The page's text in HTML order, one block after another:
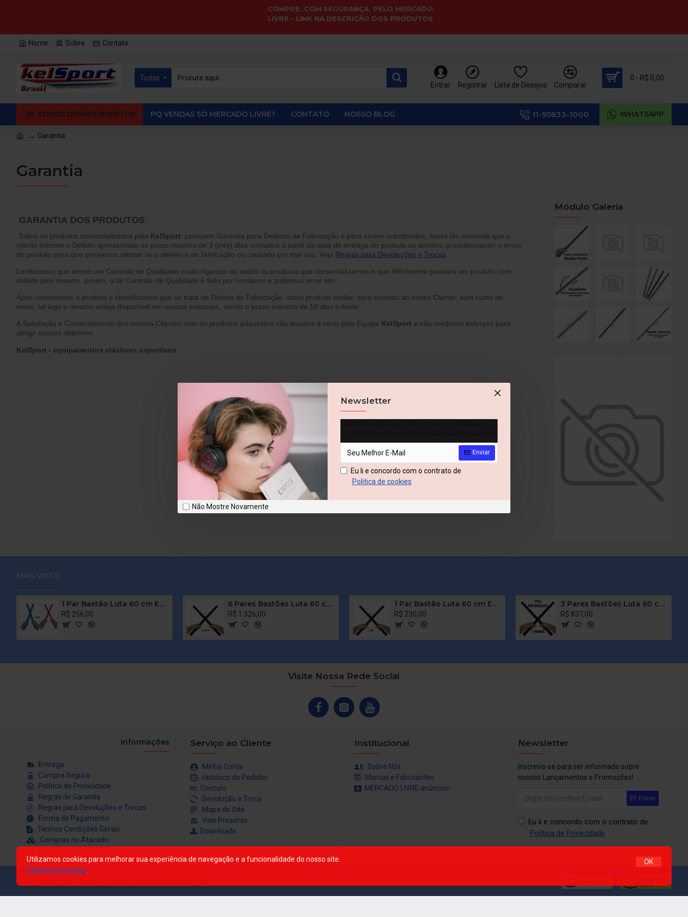
Newsletter
Enviar
Eu li e concordo com o contrato de
Politica de cookies
Não Mostre Novamente
COMPRE, COM SEGURANÇA, PELO MERCADO
LIVRE - LINK NA DESCRIÇÃO DOS PRODUTOS
Home Sobre Contato
Todas
Entrar
Registrar Lista de Desejos Comparar
0 - R$ 0,00
TODOS DEPARTAMENTOS PQ VENDAS SÓ MERCADO LIVRE? CONTATO NOSSO BLOG 11-95833-1000 WHATSAPP
Garantia
Garantia
GARANTIA DOS PRODUTOS
Todos os produtos comercializados pela KelSport possuem Garantia para Defeitos de Fabricação e para serem substituídos, basta tão somente que o
cliente informe o Defeito apresentado no prazo máximo de 3 (três) dias contados à partir da data de entrega do produto ao destino, providenciando o envio
do produto para que possamos atestar se o defeito é de fabricação ou causado por mal uso. Veja Regras para Devoluções e Trocas
Lembramos que temos um Controle de Qualidade muito rigoroso de todos os produtos que comercializamos e que dificilmente passará um produto com
defeito pelo mesmo, porém, o tal Controle de Qualidade é feito por humanos e podemos errar sim.
Após recebermos o produto e identificamos que se trata de Defeito de Fabricação, outro produto similar, será enviado ao nosso Cliente, sem custo de
envio, tal logo o mesmo esteja disponível em nossos estoques, sendo o prazo máximo de 10 dias o limite.
A Satisfação e Contentamento dos nossos Clientes com os produtos adquiridos são levados à serio pela Equipe KelSport e não medimos esforços para
atingir nossos objetivos.
KelSport - equipamentos elásticos esportivos
Módulo Galeria
MAIS VISTO
1 Par Bastão Luta 60 cm Espumado – COLORIDO – PVC – Tanbó
R$ 256,00
6 Pares Bastões Luta 60 cm Espumado – PRETO – PVC – Tanbó
R$ 1.326,00
1 Par Bastão Luta 60 cm Espumado – PRETO – PVC – Tanbó
R$ 230,00
3 Pares Bastões Luta 60 cm Espumado PRETO - PVC REFORÇADO - Tanbó - Filipino
R$ 837,00
Visite Nossa Rede Social
Informações
. .Entrega
. .Compra Segura
. .Política de Privacidade
. .Regras de Garantia
. .Regras para Devoluções e Trocas
. .Forma de Pagamento
. .Termos Condições Gerais
. .Compras no Atacado
Serviço ao Cliente
. .Minha Conta
. .Histórico de Pedidos
. .Contato
. .Devolução e Troca
. .Mapa do Site
. .Vale Presente
..Downloads
Institucional
. .Sobre Nós
. .Marcas e Fabricantes
..MERCADO LIVRE anúncios
Newsletter
Inscreva-se para ser informado sobre
nossos Lançamentos e Promoções!
Enviar
Eu li e concordo com o contrato de
Política de Privacidade
Copyright © 2024 - Todos os direitos reservados á KelSport
OK
Utilizamos cookies para melhorar sua experiência de navegação e a funcionalidade do nosso site.
Política de Cookies